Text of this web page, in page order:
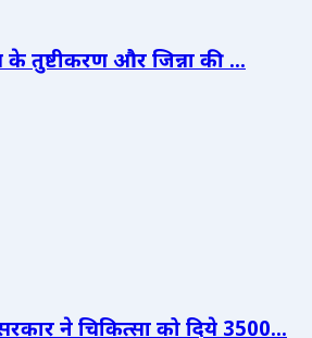
तुष्टीकरण और जिन्ना की ...
ने चिकित्सा को दिये 3500...